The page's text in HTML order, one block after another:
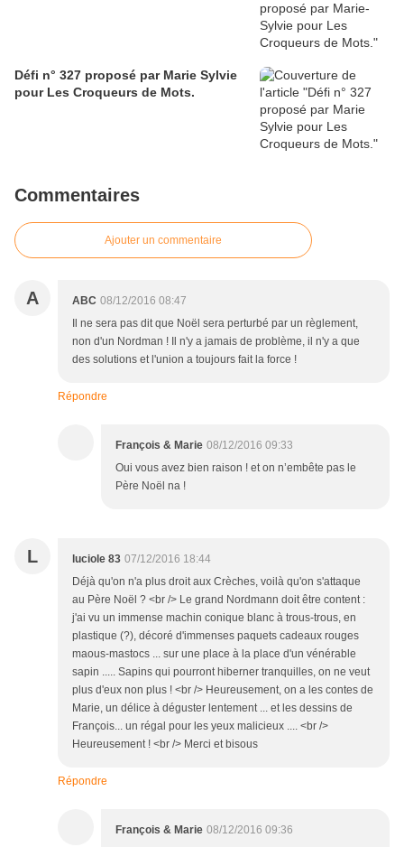
Défi n° 327 proposé par Marie Sylvie
pour Les Croqueurs de Mots.
Commentaires
Ajouter un commentaire
A ABC 08/12/2016 08:47
Il ne sera pas dit que Noël sera perturbé par un règlement,
non d'un Nordman ! Il n'y a jamais de problème, il n'y a que
des solutions et l'union a toujours fait la force !
Répondre
François & Marie 08/12/2016 09:33
Oui vous avez bien raison ! et on n’embête pas le
Père Noël na !
L luciole 83 07/12/2016 18:44
Déjà qu'on n'a plus droit aux Crèches, voilà qu'on s'attaque
au Père Noël ? <br /> Le grand Nordmann doit être content :
j'ai vu un immense machin conique blanc à trous-trous, en
plastique (?), décoré d'immenses paquets cadeaux rouges
maous-mastocs ... sur une place à la place d'un vénérable
sapin ..... Sapins qui pourront hiberner tranquilles, on ne veut
plus d'eux non plus ! <br /> Heureusement, on a les contes de
Marie, un délice à déguster lentement ... et les dessins de
François... un régal pour les yeux malicieux .... <br />
Heureusement ! <br /> Merci et bisous
Répondre
François & Marie 08/12/2016 09:36